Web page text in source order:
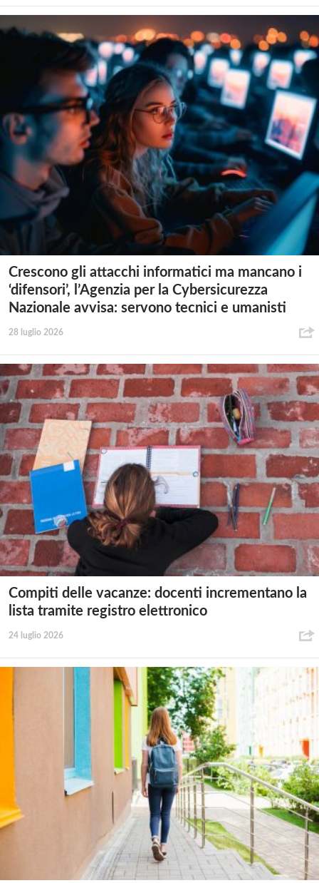
Crescono gli attacchi informatici ma mancano i
‘difensori’, l’Agenzia per la Cybersicurezza
Nazionale avvisa: servono tecnici e umanisti
28 luglio 2026
Compiti delle vacanze: docenti incrementano la
lista tramite registro elettronico
24 luglio 2026